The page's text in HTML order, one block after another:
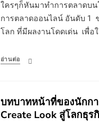
ใครๆก็หันมาทำการตลาดบ
การตลาดออนไลน์ อันดับ 1
โลก ที่มีผลงานโดดเด่น เพื่อ
อ่านต่อ
บทบาทหน้าที่ของนักก
Create Look สู่โลกธุร